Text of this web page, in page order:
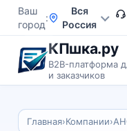
Ваш
город
Вся
Россия
КПшка.ру
B2B-платформа
и заказчиков
Главная›Компании›